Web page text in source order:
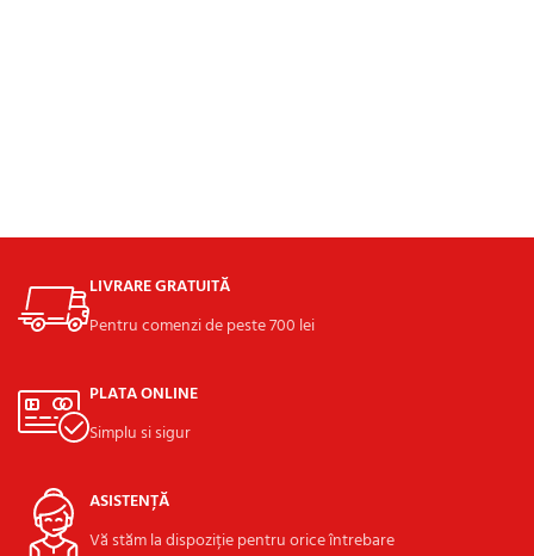
LIVRARE GRATUITĂ
Pentru comenzi de peste 700 lei
PLATA ONLINE
Simplu si sigur
ASISTENȚĂ
Vă stăm la dispoziție pentru orice întrebare